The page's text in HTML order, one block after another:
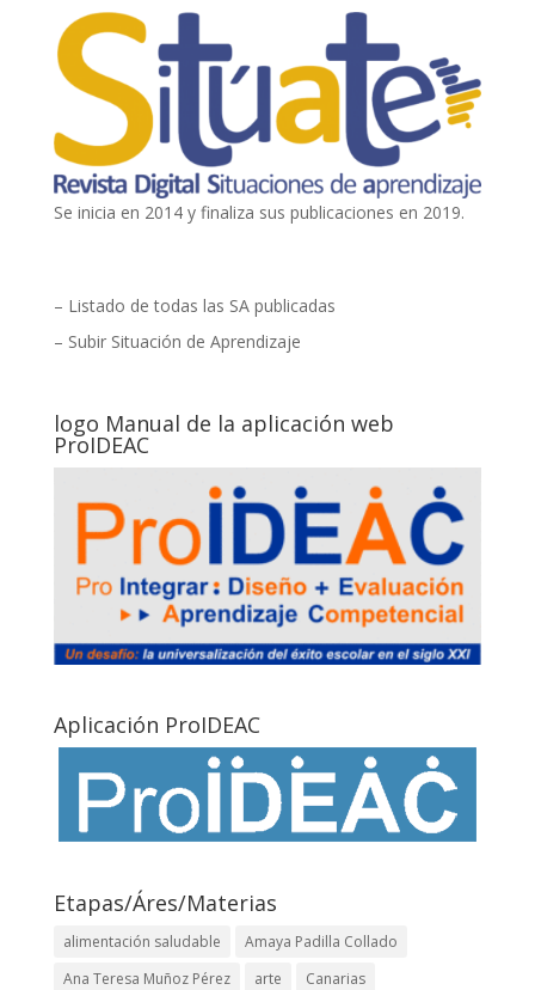
Se inicia en 2014 y finaliza sus publicaciones en 2019.
– Listado de todas las SA publicadas
– Subir Situación de Aprendizaje
logo Manual de la aplicación web
ProIDEAC
Aplicación ProIDEAC
Etapas/Áres/Materias
alimentación saludable
Amaya Padilla Collado
Ana Teresa Muñoz Pérez
arte
Canarias